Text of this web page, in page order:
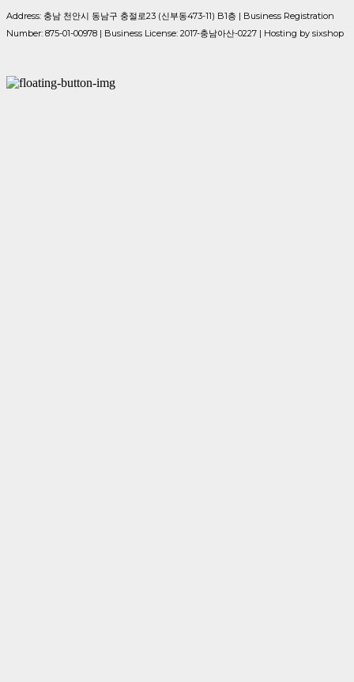
Address: 충남 천안시 동남구 충절로23 (신부동473-11) B1층 | Business Registration
Number: 875-01-00978 | Business License: 2017-충남아산-0227 | Hosting by sixshop